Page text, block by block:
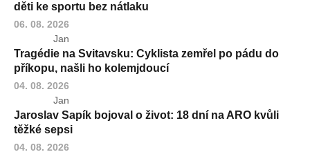
děti ke sportu bez nátlaku
06. 08. 2026
Jan
Tragédie na Svitavsku: Cyklista zemřel po pádu do
příkopu, našli ho kolemjdoucí
04. 08. 2026
Jan
Jaroslav Sapík bojoval o život: 18 dní na ARO kvůli
těžké sepsi
04. 08. 2026